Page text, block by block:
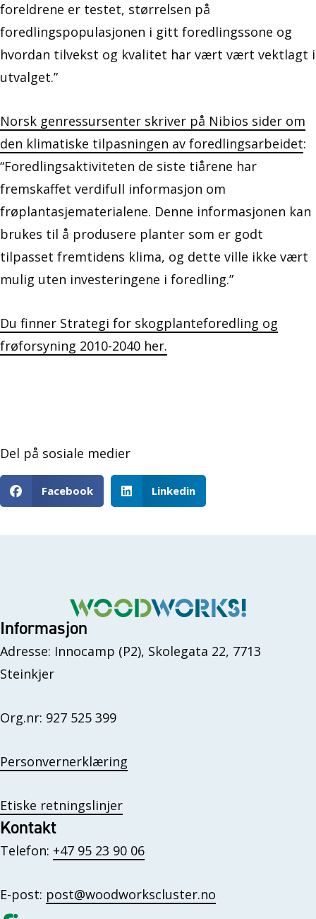
foreldrene er testet, størrelsen på
foredlingspopulasjonen i gitt foredlingssone og
hvordan tilvekst og kvalitet har vært vært vektlagt i
utvalget.”
Norsk genressursenter skriver på Nibios sider om
den klimatiske tilpasningen av foredlingsarbeidet:
“Foredlingsaktiviteten de siste tiårene har
fremskaffet verdifull informasjon om
frøplantasjematerialene. Denne informasjonen kan
brukes til å produsere planter som er godt
tilpasset fremtidens klima, og dette ville ikke vært
mulig uten investeringene i foredling.”
Du finner Strategi for skogplanteforedling og
frøforsyning 2010-2040 her.
Del på sosiale medier
Facebook Linkedin
Informasjon
Adresse: Innocamp (P2), Skolegata 22, 7713
Steinkjer
Org.nr: 927 525 399
Personvernerklæring
Etiske retningslinjer
Kontakt
Telefon: +47 95 23 90 06
E-post: post@woodworkscluster.no